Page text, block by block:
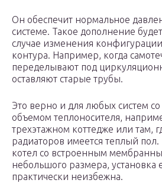
Он обеспечит нормальное
системе. Такое дополнение
случае изменения
контура. Например, когда
переделывают под
оставляют старые трубы.
Это верно и для любых систем
объемом теплоносителя,
трехэтажном коттедже или там,
радиаторов имеется теплый пол.
котел со встроенным
небольшого размера, установка
практически неизбежна.